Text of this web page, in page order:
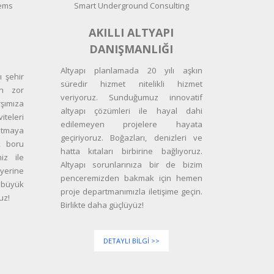
şehir
zor
boru
ile
Smart Underground Consulting
AKILLI ALTYAPI
DANIŞMANLIĞI
Altyapı planlamada 20 yılı aşkın
süredir hizmet nitelikli hizmet
veriyoruz. Sunduğumuz innovatif
altyapı çözümleri ile hayal dahi
edilemeyen projelere hayata
geçiriyoruz. Boğazları, denizleri ve
hatta kıtaları birbirine bağlıyoruz.
Altyapı sorunlarınıza bir de bizim
penceremizden bakmak için hemen
proje departmanımızla iletişime geçin.
Birlikte daha güçlüyüz!
DETAYLI BILGI >>